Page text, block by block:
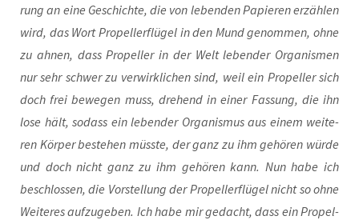
rung an eine Geschich­te, die von leben­den Papie­ren erzäh­len
wird, das Wort Pro­pel­ler­flü­gel in den Mund genom­men, ohne
zu ahnen, dass Pro­pel­ler in der Welt leben­der Orga­nis­men
nur sehr schwer zu ver­wirk­li­chen sind, weil ein Pro­pel­ler sich
doch frei bewe­gen muss, dre­hend in einer Fas­sung, die ihn
lose hält, sodass ein leben­der Orga­nis­mus aus einem wei­te­
ren Kör­per bestehen müss­te, der ganz zu ihm gehö­ren wür­de
und doch nicht ganz zu ihm gehö­ren kann. Nun habe ich
beschlos­sen, die Vor­stel­lung der Pro­pel­ler­flü­gel nicht so ohne
Wei­te­res auf­zu­ge­ben. Ich habe mir gedacht, dass ein Pro­pel­